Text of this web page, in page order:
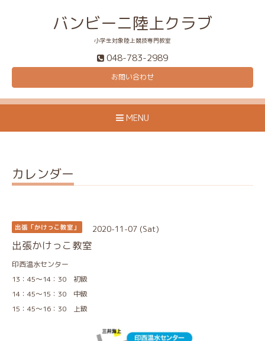
バンビーニ陸上クラブ
小学生対象陸上競技専門教室
048-783-2989
お問い合わせ
MENU
カレンダー
出張「かけっこ教室」 2020-11-07 (Sat)
出張かけっこ教室
印西温水センター
13：45～14：30 初級
14：45～15：30 中級
15：45～16：30 上級